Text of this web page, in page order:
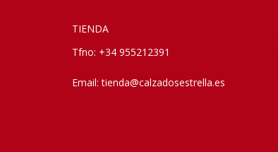
TIENDA
Tfno: +34 955212391
Email:tienda@calzadosestrella.es